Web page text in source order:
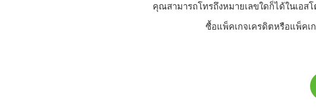
คุณสามารถโทรถึงหมายเลขใดก็ได้ในเอส
ซื้อแพ็คเกจเครดิตหรือแพ็คเ